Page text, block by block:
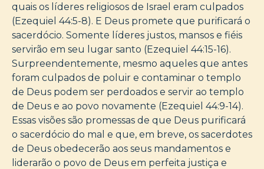
quais os líderes religiosos de Israel eram culpados
(Ezequiel 44:5-8). E Deus promete que purificará o
sacerdócio. Somente líderes justos, mansos e fiéis
servirão em seu lugar santo (Ezequiel 44:15-16).
Surpreendentemente, mesmo aqueles que antes
foram culpados de poluir e contaminar o templo
de Deus podem ser perdoados e servir ao templo
de Deus e ao povo novamente (Ezequiel 44:9-14).
Essas visões são promessas de que Deus purificará
o sacerdócio do mal e que, em breve, os sacerdotes
de Deus obedecerão aos seus mandamentos e
liderarão o povo de Deus em perfeita justiça e